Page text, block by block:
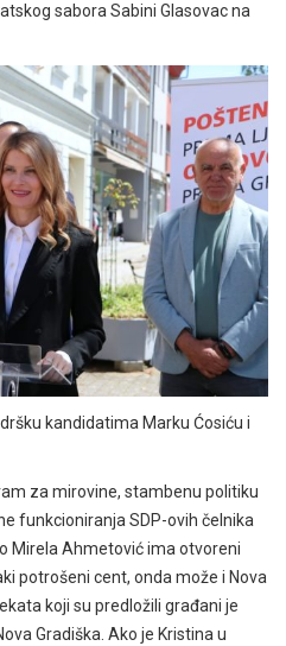
sabora Sabini Glasovac na
kandidatima Marku Ćosiću i
za mirovine, stambenu politiku
funkcioniranja SDP-ovih čelnika
Mirela Ahmetović ima otvoreni
potrošeni cent, onda može i Nova
koji su predložili građani je
Gradiška. Ako je Kristina u